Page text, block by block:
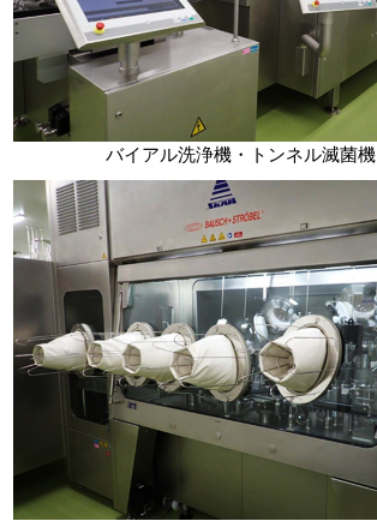
バイアル洗浄機・トンネル滅菌機